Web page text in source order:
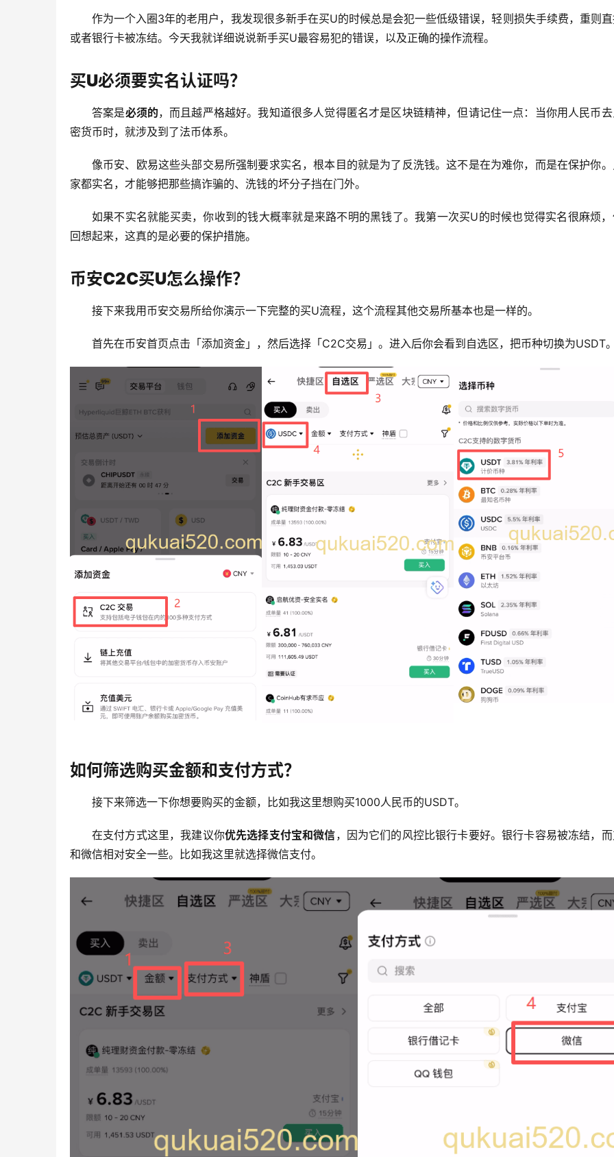
作为一个入圈3年的老用户，我发现很多新手在买U的时候总是会犯一些低级错误，轻则损失手续费，重则
或者银行卡被冻结。今天我就详细说说新手买U最容易犯的错误，以及正确的操作流程。
买U必须要实名认证吗？
答案是必须的，而且越严格越好。我知道很多人觉得匿名才是区块链精神，但请记住一点：当你用人民币
密货币时，就涉及到了法币体系。
像币安、欧易这些头部交易所强制要求实名，根本目的就是为了反洗钱。这不是在为难你，而是在保护你
家都实名，才能够把那些搞诈骗的、洗钱的坏分子挡在门外。
如果不实名就能买卖，你收到的钱大概率就是来路不明的黑钱了。我第一次买U的时候也觉得实名很麻烦
回想起来，这真的是必要的保护措施。
币安C2C买U怎么操作？
接下来我用币安交易所给你演示一下完整的买U流程，这个流程其他交易所基本也是一样的。
首先在币安首页点击「添加资金」，然后选择「C2C交易」。进入后你会看到自选区，把币种切换为USDT
如何筛选购买金额和支付方式？
接下来筛选一下你想要购买的金额，比如我这里想购买1000人民币的USDT。
在支付方式这里，我建议你优先选择支付宝和微信，因为它们的风控比银行卡要好。银行卡容易被冻结，
和微信相对安全一些。比如我这里就选择微信支付。